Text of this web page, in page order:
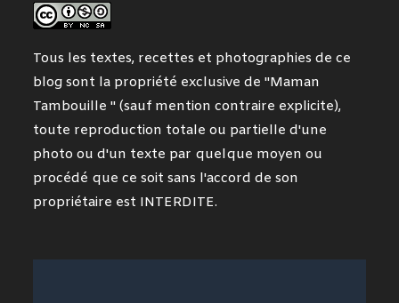
Tous les textes, recettes et photographies de ce
blog sont la propriété exclusive de "Maman
Tambouille " (sauf mention contraire explicite),
toute reproduction totale ou partielle d'une
photo ou d'un texte par quelque moyen ou
procédé que ce soit sans l'accord de son
propriétaire est INTERDITE.